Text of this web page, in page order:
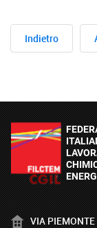
Indietro
VIA PIEMONTE